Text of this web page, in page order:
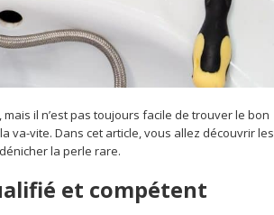
il n’est pas toujours facile de trouver le bon
va-vite. Dans cet article, vous allez découvrir les
la perle rare.
et compétent